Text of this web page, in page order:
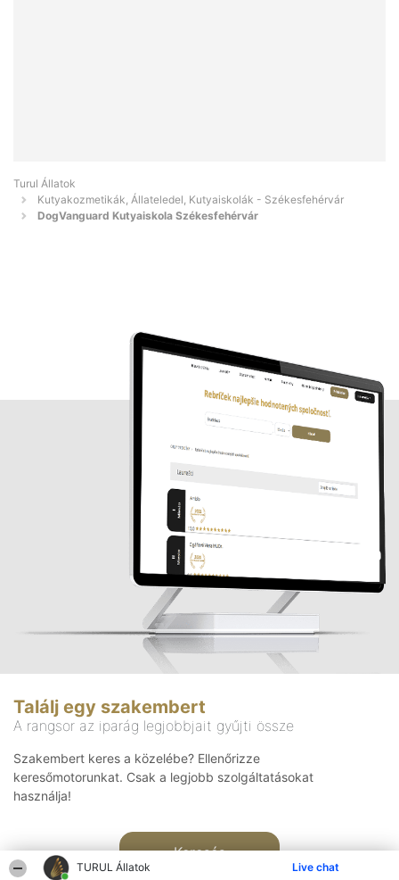
TURUL Állatok Live chat
Turul Állatok
Kutyakozmetikák, Állateledel, Kutyaiskolák - Székesfehérvár
DogVanguard Kutyaiskola Székesfehérvár
Találj egy szakembert
A rangsor az iparág legjobbjait gyűjti össze
Szakembert keres a közelébe? Ellenőrizze
keresőmotorunkat. Csak a legjobb szolgáltatásokat
használja!
Keresés